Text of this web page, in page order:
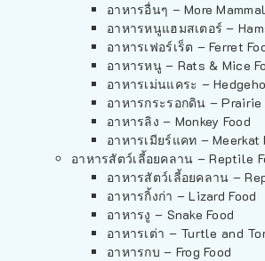
อาหารอื่นๆ – More
อาหารหนูแฮมสเตอร์ –
อาหารเฟอร์เร็ต – Ferret
อาหารหนู – Rats & Mice
อาหารเม่นแคระ –
อาหารกระรอกดิน – Prairie
อาหารลิง – Monkey Food
อาหารเมียร์แคท – Meerkat
อาหารสัตว์เลี้อยคลาน – Reptile
อาหารสัตว์เลี้อยคลาน –
อาหารกิ้งก่า – Lizard Food
อาหารงู – Snake Food
อาหารเต่า – Turtle and
อาหารกบ – Frog Food